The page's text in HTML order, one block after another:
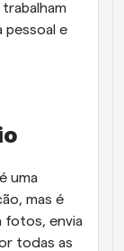
pessoal e
uma
mas é
fotos, envia
todas as